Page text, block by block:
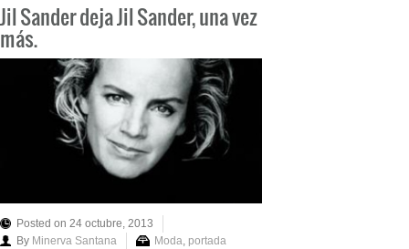
Jil Sander deja Jil Sander, una vez
más.
Posted on 24 octubre, 2013
By Minerva Santana Moda, portada